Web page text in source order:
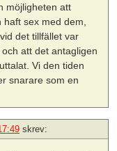
möjligheten att
sex med dem,
det tillfället var
att det antagligen
Vi den tiden
snarare som en
skrev: